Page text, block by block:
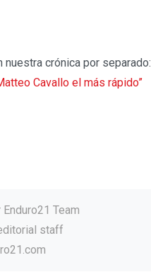
nuestra crónica por separado:
Cavallo el más rápido”
Enduro21 Team
staff